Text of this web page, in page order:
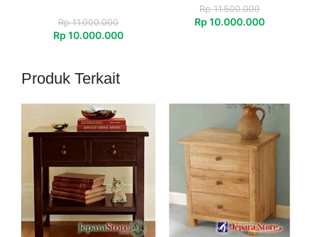
Rp11.000.000
Rp 10.000.000
Rp11.500.000
Rp 10.000.000
Produk Terkait